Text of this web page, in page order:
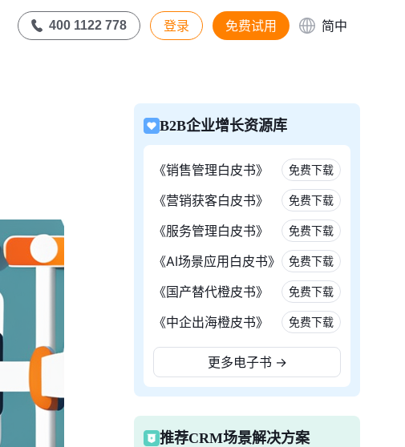
400 1122 778 登录 免费试用 简中
B2B企业增长资源库
《销售管理白皮书》 免费下载
《营销获客白皮书》 免费下载
《服务管理白皮书》 免费下载
《AI场景应用白皮书》 免费下载
《国产替代橙皮书》 免费下载
《中企出海橙皮书》 免费下载
更多电子书 →
推荐CRM场景解决方案